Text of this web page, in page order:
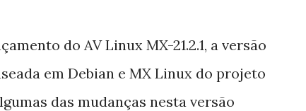
lançamento clique aqui . Para
OS e derivados, execute: $
release $ sudo apt-get update $
server
do AV Linux MX-21.2.1, a versão
em Debian e MX Linux do projeto
das mudanças nesta versão